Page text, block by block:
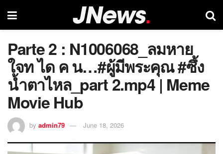
Parte 2 : N1006068_ลมหาย
ใจท ได ค น…#ผู้มีพระคุณ #ซึ้ง
น้ำตาไหล_part 2.mp4 | Meme
Movie Hub
by admin79 June 18, 2026